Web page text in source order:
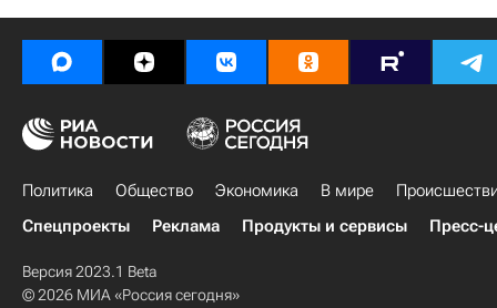
Политика Общество Экономика В мире
Спецпроекты
Реклама Продукты и сервисы Пресс-
Версия 2023.1 Beta
© 2026 МИА «Россия сегодня»